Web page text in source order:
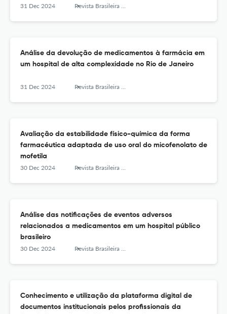
31 Dec 2024 Revista Brasileira de Farmácia Hospitalar e Serviços de Saúde
Análise da devolução de medicamentos à farmácia em
um hospital de alta complexidade no Rio de Janeiro
31 Dec 2024 Revista Brasileira de Farmácia Hospitalar e Serviços de Saúde
Avaliação da estabilidade físico-química da forma
farmacéutica adaptada de uso oral do micofenolato de
mofetila
30 Dec 2024 Revista Brasileira de Farmácia Hospitalar e Serviços de Saúde
Análise das notificações de eventos adversos
relacionados a medicamentos em um hospital público
brasileiro
30 Dec 2024 Revista Brasileira de Farmácia Hospitalar e Serviços de Saúde
Conhecimento e utilização da plataforma digital de
documentos institucionais pelos profissionais da